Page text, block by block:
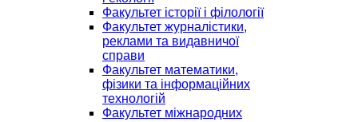
Факультет історії і філології
Факультет журналістики,
реклами та видавничої
справи
Факультет математики,
фізики та інформаційних
технологій
Факультет міжнародних